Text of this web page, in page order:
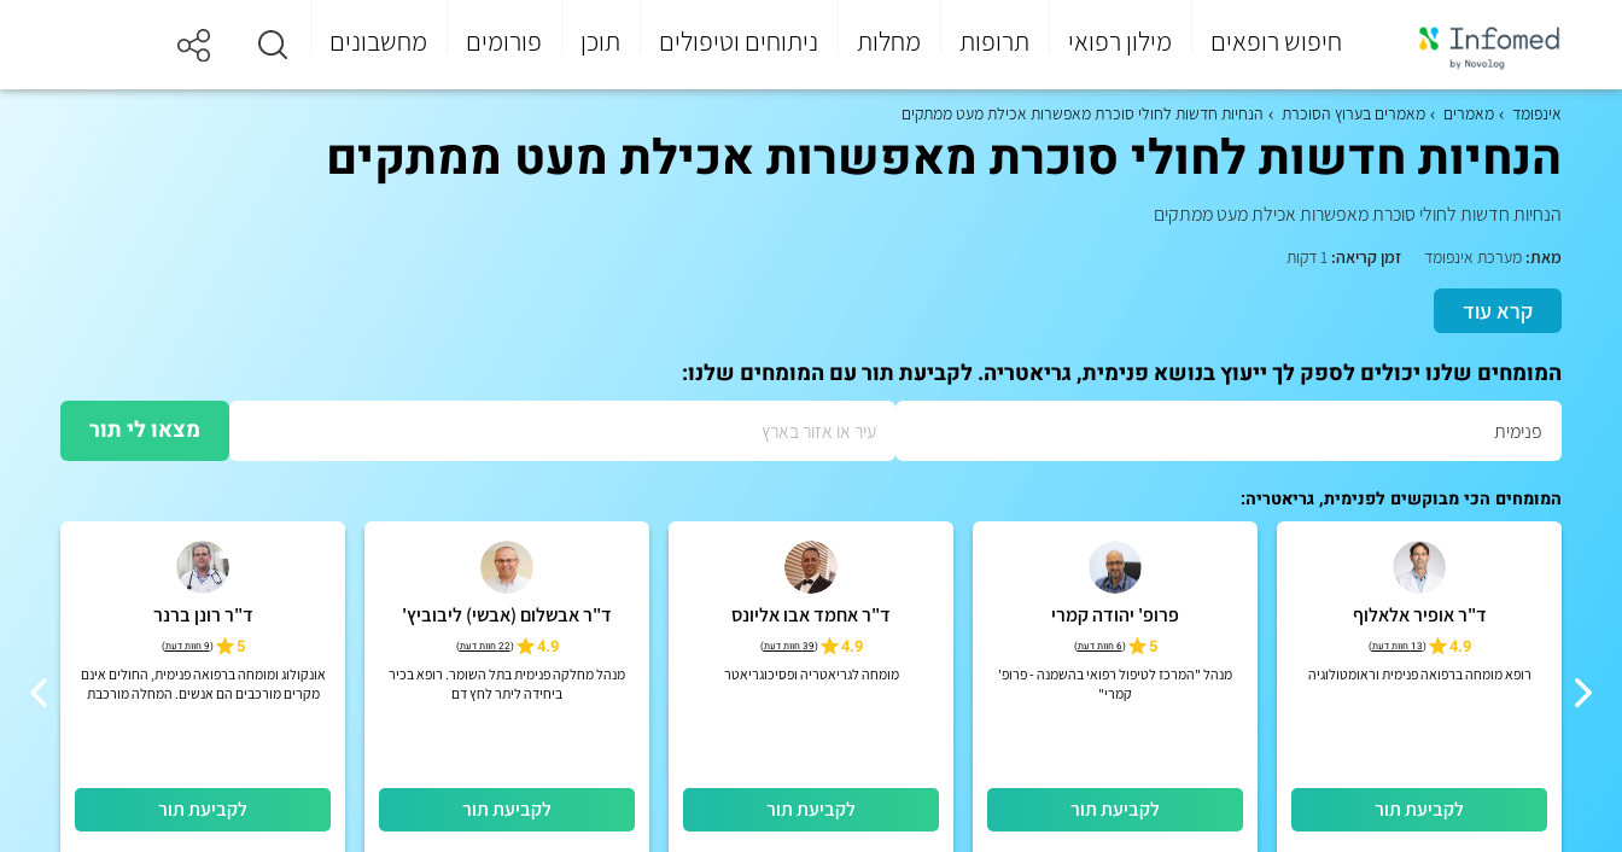
חיפוש רופאים מילון רפואי תרופות מחלות ניתוחים וטיפולים תוכן פורומים מחשבונים
סוף
התפריט
אינפומד מאמרים מאמרים בערוץ הסוכרת הנחיות חדשות לחולי סוכרת מאפשרות אכילת מעט ממתקים
הנחיות חדשות לחולי סוכרת מאפשרות אכילת מעט ממתקים
הנחיות חדשות לחולי סוכרת מאפשרות אכילת מעט ממתקים
מאת: מערכת אינפומד זמן קריאה:
קרא עוד
המומחים שלנו יכולים לספק לך ייעוץ בנושא פנימית, גריאטריה. לקביעת תור עם המומחים שלנו:
מצאו לי תור
המומחים הכי מבוקשים לפנימית, גריאטריה:
ד"ר אופיר אלאלוף
4.9
(13 חוות דעת )
רופא מומחה ברפואה פנימית וראומטולוגיה
לקביעת תור
פרופ' יהודה קמרי
5
(6 חוות דעת )
מנהל "המרכז לטיפול רפואי בהשמנה - פרופ'
קמרי"
לקביעת תור
ד"ר אחמד אבו אליונס
4.9
(39 חוות דעת )
מומחה לגריאטריה ופסיכוגריאטר
לקביעת תור
ד"ר אבשלום (אבשי) ליבוביץ'
4.9
(22 חוות דעת )
מנהל מחלקה פנימית בתל השומר. רופא בכיר
ביחידה ליתר לחץ דם
לקביעת תור
ד"ר רונן ברנר
5
(9 חוות דעת )
אונקולוג ומומחה ברפואה פנימית, החולים אינם
מקרים מורכבים הם אנשים. המחלה מורכבת
לקביעת תור